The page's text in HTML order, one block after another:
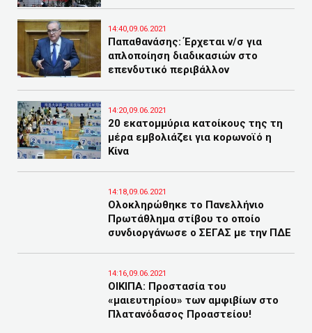
14:40,09.06.2021
Παπαθανάσης: Έρχεται ν/σ για
απλοποίηση διαδικασιών στο
επενδυτικό περιβάλλον
14:20,09.06.2021
20 εκατομμύρια κατοίκους της τη
μέρα εμβολιάζει για κορωνοϊό η
Κίνα
14:18,09.06.2021
Ολοκληρώθηκε το Πανελλήνιο
Πρωτάθλημα στίβου το οποίο
συνδιοργάνωσε ο ΣΕΓΑΣ με την ΠΔΕ
14:16,09.06.2021
ΟΙΚΙΠΑ: Προστασία του
«μαιευτηρίου» των αμφιβίων στο
Πλατανόδασος Προαστείου!